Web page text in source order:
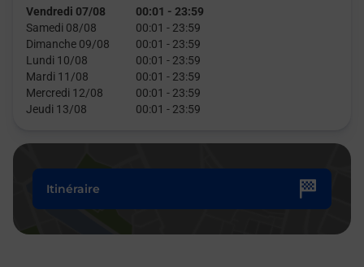
Vendredi 07/08 00:01 - 23:59
Samedi 08/08
00:01 - 23:59
Dimanche 09/08
00:01 - 23:59
Lundi 10/08
00:01 - 23:59
Mardi 11/08
00:01 - 23:59
Mercredi 12/08
00:01 - 23:59
Jeudi 13/08
00:01 - 23:59
Itinéraire